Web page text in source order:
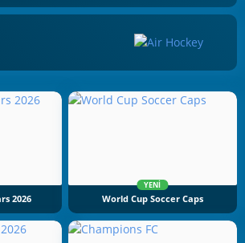
2026
YENI
World Cup Soccer Caps